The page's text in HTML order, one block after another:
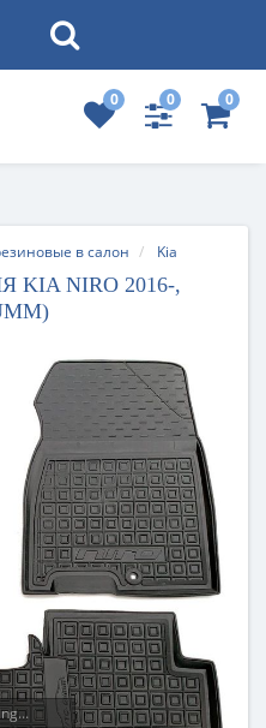
0 0 0
в салон Kia
NIRO 2016-,